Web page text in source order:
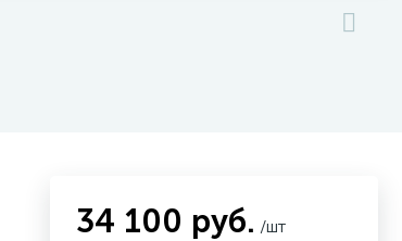
34 100 руб. /шт